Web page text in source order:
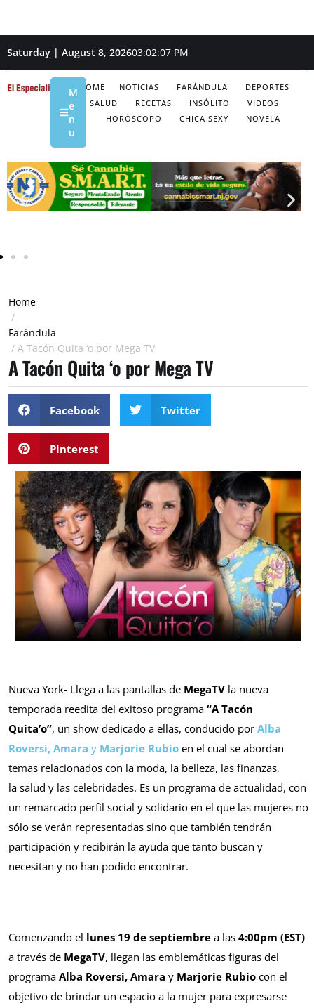
Saturday | August 8, 202603:02:08 PM
HOME NOTICIAS FARÁNDULA
DEPORTES
SALUD
RECETAS INSÓLITO
VIDEOS
HORÓSCOPO
CHICA SEXY NOVELA
M
e
n
u
Home
/
Farándula
/ A Tacón Quita ‘o por Mega TV
A Tacón Quita ‘o por Mega TV
Facebook Twitter
Pinterest
Nueva York- Llega a las pantallas de MegaTV la nueva
temporada reedita del exitoso programa “A Tacón
Quita’o”, un show dedicado a ellas, conducido por Alba
Roversi, Amara y Marjorie Rubio en el cual se abordan
temas relacionados con la moda, la belleza, las finanzas,
la salud y las celebridades. Es un programa de actualidad, con
un remarcado perfil social y solidario en el que las mujeres no
sólo se verán representadas sino que también tendrán
participación y recibirán la ayuda que tanto buscan y
necesitan y no han podido encontrar.
Comenzando el lunes 19 de septiembre a las 4:00pm (EST)
a través de MegaTV, llegan las emblemáticas figuras del
programa Alba Roversi, Amara y Marjorie Rubio con el
objetivo de brindar un espacio a la mujer para expresarse